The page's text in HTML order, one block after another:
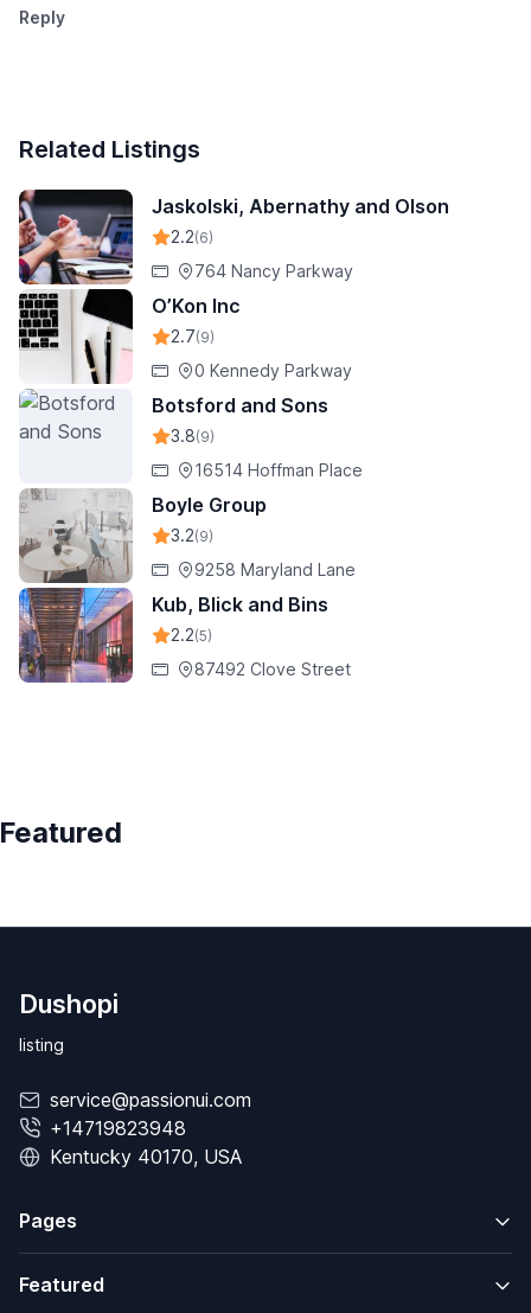
Reply
Related Listings
Jaskolski, Abernathy and Olson
2.2(6)
764 Nancy Parkway
O’Kon Inc
2.7(9)
0 Kennedy Parkway
Botsford and Sons
3.8(9)
16514 Hoffman Place
Boyle Group
3.2(9)
9258 Maryland Lane
Kub, Blick and Bins
2.2(5)
87492 Clove Street
Featured
Dushopi
listing
service@passionui.com
+14719823948
Kentucky 40170, USA
Pages
Featured